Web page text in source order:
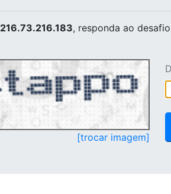
216.73.216.183, responda ao
[trocar imagem]